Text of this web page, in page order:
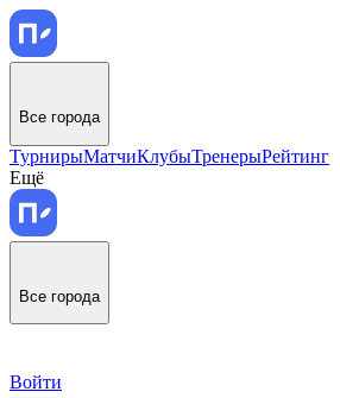
Все города
ТурнирыМатчиКлубыТренерыРейтинг
Ещё
Все города
Войти